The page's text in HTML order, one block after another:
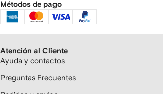
Métodos de pago
Atención al Cliente
Ayuda y contactos
Preguntas Frecuentes